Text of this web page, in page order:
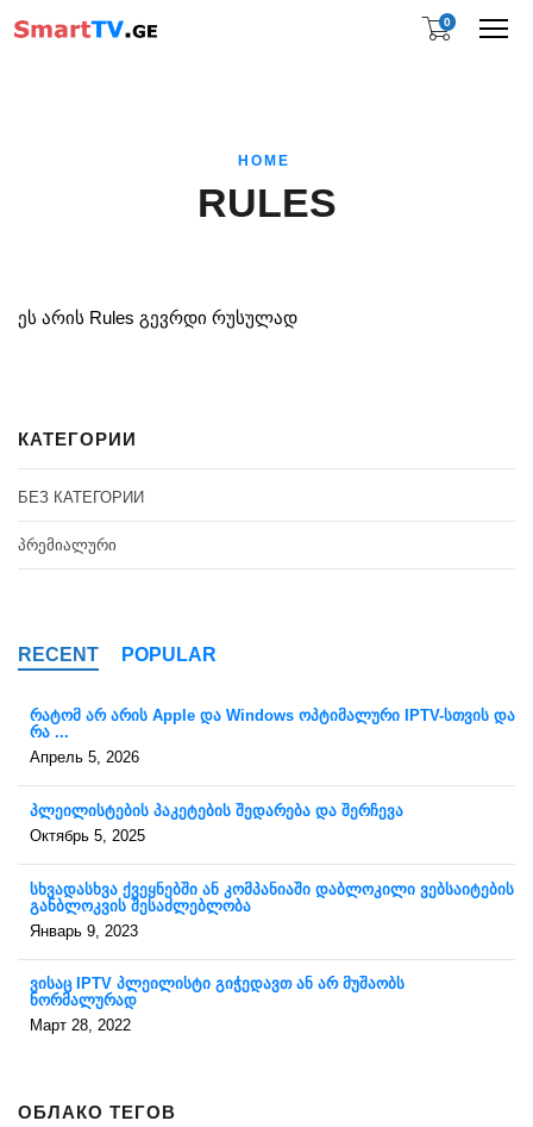
0
HOME
RULES
ეს არის Rules გევრდი რუსულად
КАТЕГОРИИ
БЕЗ КАТЕГОРИИ
ᲞᲠᲔᲛᲘᲐᲚᲣᲠᲘ
RECENT POPULAR
რატომ არ არის Apple და Windows ოპტიმალური IPTV-სთვის და
რა ...
Апрель 5, 2026
პლეილისტების პაკეტების შედარება და შერჩევა
Октябрь 5, 2025
სხვადასხვა ქვეყნებში ან კომპანიაში დაბლოკილი ვებსაიტების
განბლოკვის შესაძლებლობა
Январь 9, 2023
ვისაც IPTV პლეილისტი გიჭედავთ ან არ მუშაობს
ნორმალურად
Март 28, 2022
ОБЛАКО ТЕГОВ